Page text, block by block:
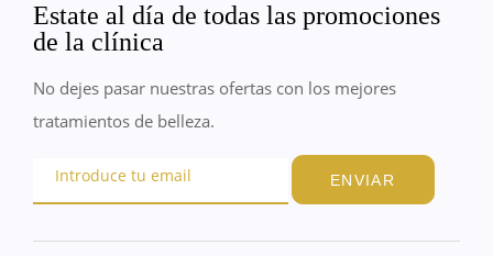
Estate al día de todas las promociones
de la clínica
No dejes pasar nuestras ofertas con los mejores
tratamientos de belleza.
ENVIAR